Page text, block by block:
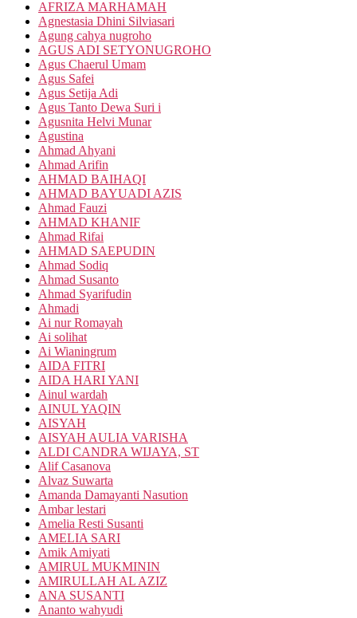
AFRIZA MARHAMAH
Agnestasia Dhini Silviasari
Agung cahya nugroho
AGUS ADI SETYONUGROHO
Agus Chaerul Umam
Agus Safei
Agus Setija Adi
Agus Tanto Dewa Suri i
Agusnita Helvi Munar
Agustina
Ahmad Ahyani
Ahmad Arifin
AHMAD BAIHAQI
AHMAD BAYUADI AZIS
Ahmad Fauzi
AHMAD KHANIF
Ahmad Rifai
AHMAD SAEPUDIN
Ahmad Sodiq
Ahmad Susanto
Ahmad Syarifudin
Ahmadi
Ai nur Romayah
Ai solihat
Ai Wianingrum
AIDA FITRI
AIDA HARI YANI
Ainul wardah
AINUL YAQIN
AISYAH
AISYAH AULIA VARISHA
ALDI CANDRA WIJAYA, ST
Alif Casanova
Alvaz Suwarta
Amanda Damayanti Nasution
Ambar lestari
Amelia Resti Susanti
AMELIA SARI
Amik Amiyati
AMIRUL MUKMININ
AMIRULLAH AL AZIZ
ANA SUSANTI
Ananto wahyudi